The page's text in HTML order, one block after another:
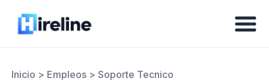
Inicio > Empleos> Soporte Tecnico